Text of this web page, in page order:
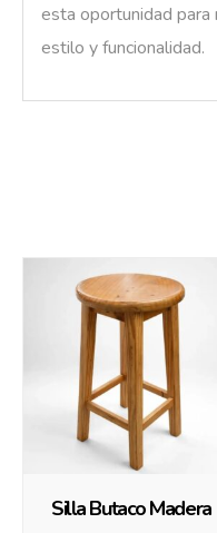
esta oportunidad para
estilo y funcionalidad.
Silla Butaco Madera